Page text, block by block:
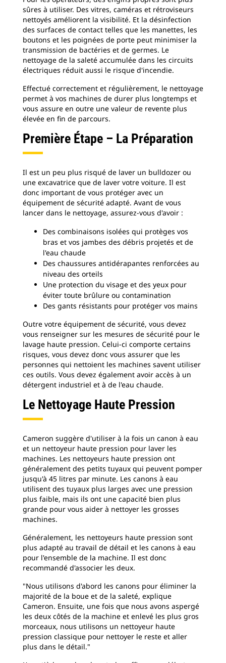
sûres à utiliser. Des vitres, caméras et rétroviseurs
nettoyés améliorent la visibilité. Et la désinfection
des surfaces de contact telles que les manettes, les
boutons et les poignées de porte peut minimiser la
transmission de bactéries et de germes. Le
nettoyage de la saleté accumulée dans les circuits
électriques réduit aussi le risque d'incendie.
Effectué correctement et régulièrement, le nettoyage
permet à vos machines de durer plus longtemps et
vous assure en outre une valeur de revente plus
élevée en fin de parcours.
Première Étape – La Préparation
Il est un peu plus risqué de laver un bulldozer ou
une excavatrice que de laver votre voiture. Il est
donc important de vous protéger avec un
équipement de sécurité adapté. Avant de vous
lancer dans le nettoyage, assurez-vous d'avoir :
Des combinaisons isolées qui protèges vos
bras et vos jambes des débris projetés et de
l'eau chaude
Des chaussures antidérapantes renforcées au
niveau des orteils
Une protection du visage et des yeux pour
éviter toute brûlure ou contamination
Des gants résistants pour protéger vos mains
Outre votre équipement de sécurité, vous devez
vous renseigner sur les mesures de sécurité pour le
lavage haute pression. Celui-ci comporte certains
risques, vous devez donc vous assurer que les
personnes qui nettoient les machines savent utiliser
ces outils. Vous devez également avoir accès à un
détergent industriel et à de l'eau chaude.
Le Nettoyage Haute Pression
Cameron suggère d'utiliser à la fois un canon à eau
et un nettoyeur haute pression pour laver les
machines. Les nettoyeurs haute pression ont
généralement des petits tuyaux qui peuvent pomper
jusqu'à 45 litres par minute. Les canons à eau
utilisent des tuyaux plus larges avec une pression
plus faible, mais ils ont une capacité bien plus
grande pour vous aider à nettoyer les grosses
machines.
Généralement, les nettoyeurs haute pression sont
plus adapté au travail de détail et les canons à eau
pour l'ensemble de la machine. Il est donc
recommandé d'associer les deux.
"Nous utilisons d'abord les canons pour éliminer la
majorité de la boue et de la saleté, explique
Cameron. Ensuite, une fois que nous avons aspergé
les deux côtés de la machine et enlevé les plus gros
morceaux, nous utilisons un nettoyeur haute
pression classique pour nettoyer le reste et aller
plus dans le détail."